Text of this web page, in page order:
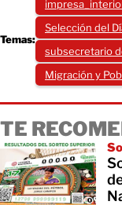
Temas:
Selección del
subsecretario
Migración y
TE